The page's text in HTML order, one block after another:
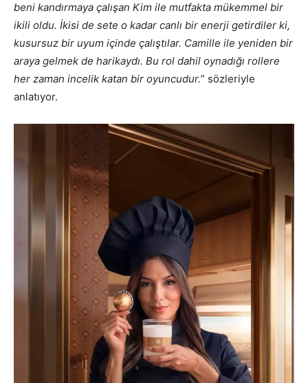
beni kandırmaya çalışan Kim ile mutfakta mükemmel bir
ikili oldu. İkisi de sete o kadar canlı bir enerji getirdiler ki,
kusursuz bir uyum içinde çalıştılar. Camille ile yeniden bir
araya gelmek de harikaydı. Bu rol dahil oynadığı rollere
her zaman incelik katan bir oyuncudur.” sözleriyle
anlatıyor.